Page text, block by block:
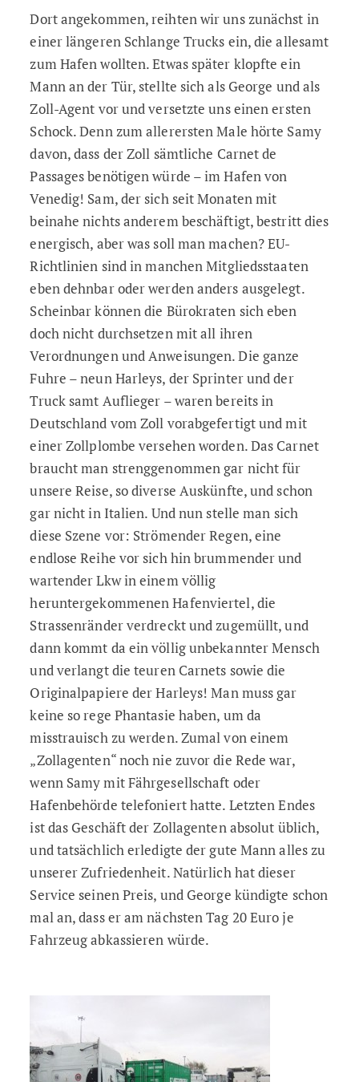
Dort angekommen, reihten wir uns zunächst in
einer längeren Schlange Trucks ein, die allesamt
zum Hafen wollten. Etwas später klopfte ein
Mann an der Tür, stellte sich als George und als
Zoll-Agent vor und versetzte uns einen ersten
Schock. Denn zum allerersten Male hörte Samy
davon, dass der Zoll sämtliche Carnet de
Passages benötigen würde – im Hafen von
Venedig! Sam, der sich seit Monaten mit
beinahe nichts anderem beschäftigt, bestritt dies
energisch, aber was soll man machen? EU-
Richtlinien sind in manchen Mitgliedsstaaten
eben dehnbar oder werden anders ausgelegt.
Scheinbar können die Bürokraten sich eben
doch nicht durchsetzen mit all ihren
Verordnungen und Anweisungen.Die ganze
Fuhre – neun Harleys, der Sprinter und der
Truck samt Auflieger – waren bereits in
Deutschland vom Zoll vorabgefertigt und mit
einer Zollplombe versehen worden. Das Carnet
braucht man strenggenommen gar nicht für
unsere Reise, so diverse Auskünfte, und schon
gar nicht in Italien. Und nun stelle man sich
diese Szene vor: Strömender Regen, eine
endlose Reihe vor sich hin brummender und
wartender Lkw in einem völlig
heruntergekommenen Hafenviertel, die
Strassenränder verdreckt und zugemüllt, und
dann kommt da ein völlig unbekannter Mensch
und verlangt die teuren Carnets sowie die
Originalpapiere der Harleys! Man muss gar
keine so rege Phantasie haben, um da
misstrauisch zu werden. Zumal von einem
„Zollagenten“ noch nie zuvor die Rede war,
wenn Samy mit Fährgesellschaft oder
Hafenbehörde telefoniert hatte. Letzten Endes
ist das Geschäft der Zollagenten absolut üblich,
und tatsächlich erledigte der gute Mann alles zu
unserer Zufriedenheit. Natürlich hat dieser
Service seinen Preis, und George kündigte schon
mal an, dass er am nächsten Tag 20 Euro je
Fahrzeug abkassieren würde.